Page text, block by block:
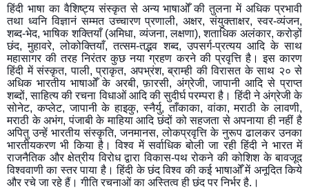
हिंदी भाषा का वैशिष्ट्य संस्कृत से अन्य भाषाओँ की तुलना में अधिक प्रभावी
तथा ध्वनि विज्ञानं सम्मत उच्चारण प्रणाली, अक्षर, संयुक्ताक्षर, स्वर-व्यंजन,
शब्द-भेद, भाषिक शक्तियाँ (अमिधा, व्यंजना, लक्षणा), शताधिक अलंकार, करोड़ों
छंद, मुहावरे, लोकोक्तियाँ, तत्सम-तद्भव शब्द, उपसर्ग-प्रत्यय आदि के साथ
महासागर की तरह निरंतर कुछ नया ग्रहण करने की प्रवृत्ति है। इस कारण
हिंदी में संस्कृत, पाली, प्राकृत, अपभ्रंश, ब्राम्ही की विरासत के साथ २० से
अधिक भारतीय भाषाओँ के अरबी, फ़ारसी, अंग्रेजी, जापानी आदि से प्राप्त
शब्दों, साहित्य की रचना विधाओं आदि की सुदीर्घ परम्परा है। हिंदी ने अंग्रेजी के
सोनेट, कप्लेट, जापानी के हाइकु, स्नैर्यु, ताँकाका, वांका, मराठी के लावणी,
मराठी के अभंग, पंजाबी के माहिया आदि छंदों को सहजता से अपनाया ही नहीं है
अपितु उन्हें भारतीय संस्कृति, जनमानस, लोकप्रवृत्ति के नुरूप ढालकर उनका
भारतीयकरण भी किया है। विश्व में सर्वाधिक बोली जा रही हिंदी ने भारत में
राजनैतिक और क्षेत्रीय विरोध द्वारा विकास-पथ रोकने की कोशिश के बावजूद
विश्ववाणी का स्तर पाया है। हिंदी के छंद विश्व की कई भाषाओँ में अनूदित किये
और रचे जा रहे हैं। गीति रचनाओं का अस्तित्व ही छंद पर निर्भर है.।